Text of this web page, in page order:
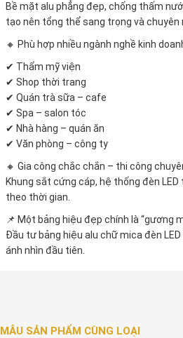
Bề mặt alu phẳng đẹp, chống thấm
tạo nên tổng thể sang trọng và chuyên
🔸 Phù hợp nhiều ngành nghề kinh
✔ Thẩm mỹ viện
✔ Shop thời trang
✔ Quán trà sữa – cafe
✔ Spa – salon tóc
✔ Nhà hàng – quán ăn
✔ Văn phòng – công ty
🔸 Gia công chắc chắn – thi công
Khung sắt cứng cáp, hệ thống đèn
theo thời gian.
📌 Một bảng hiệu đẹp chính là “gương
Đầu tư bảng hiệu alu chữ mica đèn
ánh nhìn đầu tiên.
MẪU SẢN PHẨM CÙNG LOẠI